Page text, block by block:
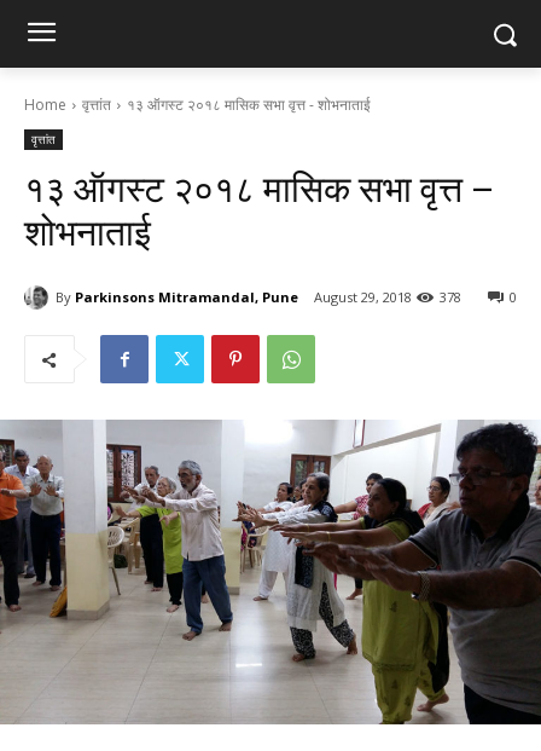
Home वृत्तांत १३ ऑगस्ट २०१८ मासिक सभा वृत्त - शोभनाताई
वृत्तांत
१३ ऑगस्ट २०१८ मासिक सभा वृत्त –
शोभनाताई
By Parkinsons Mitramandal, Pune August 29, 2018 0
378